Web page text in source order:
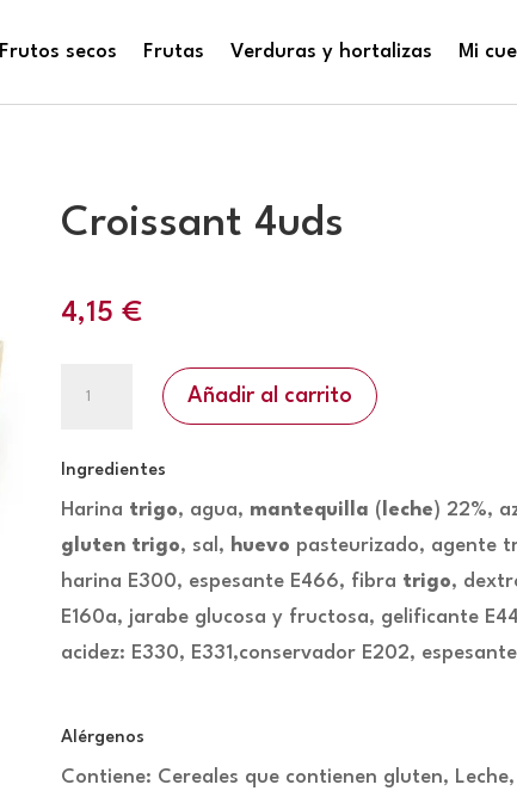
Frutos secos Frutas Verduras y hortalizas Mi
Croissant 4uds
4,15 €
Añadir al carrito
Ingredientes
Harina trigo, agua, mantequilla ( leche) 22%,
gluten trigo, sal, huevo pasteurizado, agente
harina E300, espesante E466, fibra trigo,
E160a, jarabe glucosa y fructosa, gelificante
acidez: E330, E331,conservador E202, espesante
Alérgenos
Contiene: Cereales que contienen gluten, Leche,